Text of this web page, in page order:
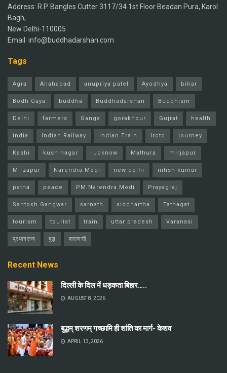
Address: R.P. Bangles Cutter 3117/34 1st Floor Beadan Pura, Karol
Bagh,
New Delhi-110005
Email: info@buddhadarshan.com
Tags
Agra Allahabad anupriya patel Ayodhya bihar
Bodh Gaya buddha Buddhadarshan Buddhism
Delhi farmers Ganga gorakhpur Gujrat health
india Indian Railway Indian Train Irctc journey
Kashi kushinagar lucknow Mathura mirjapur
Mirzapur Narendra Modi new delhi nitish kumar
patna peace PM Narendra Modi Prayagraj
Santosh Gangwar sarnath siddhartha Tathagat
tourism tourist train uttar pradesh Varanasi
प्रयागराज बुद्ध वाराणसी
Recent News
दिल्ली के दिल में धड़कता बिहार…..
AUGUST 8, 2026
बुद्धम् शरणम् गच्छामि ही शांति का मार्ग- केशव
APRIL 13, 2026